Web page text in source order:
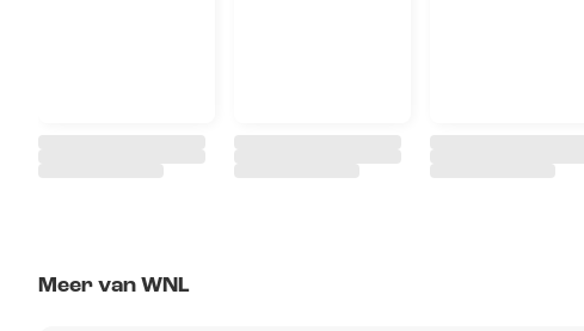
Meer van WNL